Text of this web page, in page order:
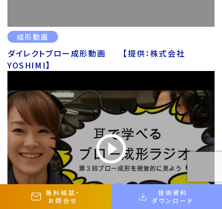
成形動画
ダイレクトブロー成形動画 【提供：株式会社
YOSHIMI】
無料相談 ・
お問合せ
技術資料
ダウンロード